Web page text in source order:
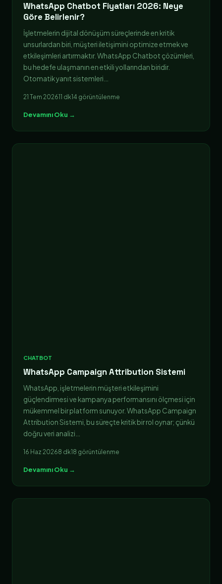
WhatsApp Chatbot Fiyatları 2026: Neye
Göre Belirlenir?
İşletmelerin dijital dönüşüm süreçlerinde en kritik
unsurlardan biri, müşteri iletişimini optimize etmek ve
etkileşimleri artırmaktır. WhatsApp Chatbot çözümleri,
bu hedefe ulaşmanın en etkili yollarından biridir.
Otomatik yanıt sistemleri…
21 Tem 202611 dk14 görüntülenme
Devamını Oku →
CHATBOT
WhatsApp Campaign Attribution Sistemi
WhatsApp, işletmelerin müşteri etkileşimini
güçlendirmesi ve kampanya performansını ölçmesi için
mükemmel bir platform sunuyor. WhatsApp Campaign
Attribution Sistemi, bu süreçte kritik bir rol oynar; çünkü
doğru veri analizi…
16 Haz 20268 dk18 görüntülenme
Devamını Oku →